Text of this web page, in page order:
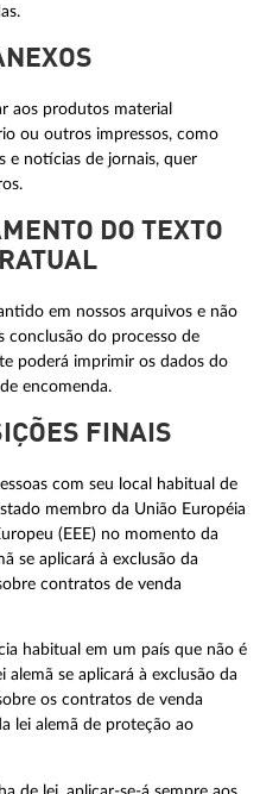
aos produtos material
ou outros impressos, como
e notícias de jornais, quer
DO TEXTO
em nossos arquivos e não
conclusão do processo de
poderá imprimir os dados do
encomenda.
FINAIS
com seu local habitual de
membro da União Européia
(EEE) no momento da
se aplicará à exclusão da
contratos de venda
habitual em um país que não é
alemã se aplicará à exclusão da
os contratos de venda
lei alemã de proteção ao
de lei, aplicar-se-á sempre aos